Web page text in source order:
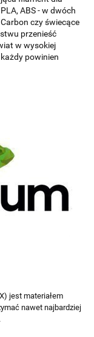
ABS - w dwóch
czy świecące
przenieść
w wysokiej
powinien
jest materiałem
nawet najbardziej